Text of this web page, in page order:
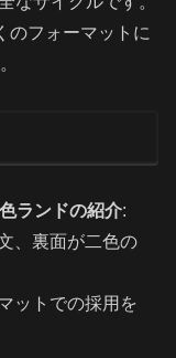
のフォーマットに
ランドの紹介:
、裏面が二色の
ットでの採用を